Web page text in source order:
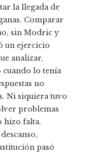
la llegada de
Comparar
sin Modric y
un ejercicio
analizar,
cuando lo tenía
no
Ni siquiera tuvo
problemas
hizo falta.
pasó